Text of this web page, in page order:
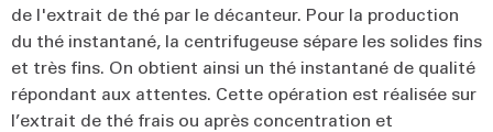
de l'extrait de thé par le décanteur. Pour la production
du thé instantané, la centrifugeuse sépare les solides fins
et très fins. On obtient ainsi un thé instantané de qualité
répondant aux attentes. Cette opération est réalisée sur
l’extrait de thé frais ou après concentration et